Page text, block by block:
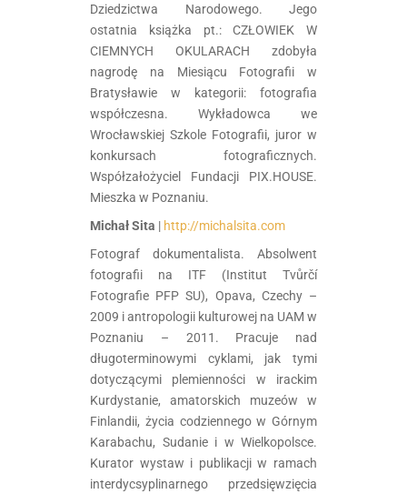
Dziedzictwa Narodowego. Jego
ostatnia książka pt.: CZŁOWIEK W
CIEMNYCH OKULARACH​ zdobyła
nagrodę na Miesiącu Fotografii w
Bratysławie w kategorii: fotografia
współczesna. Wykładowca we
Wrocławskiej Szkole Fotografii, juror w
konkursach fotograficznych.
Współzałożyciel Fundacji PIX.HOUSE.
Mieszka w Poznaniu.
Michał Sita | http://michalsita.com
Fotograf dokumentalista. Absolwent
fotografii na ITF (Institut Tvůrčí
Fotografie PFP SU), Opava, Czechy –
2009 i antropologii kulturowej na UAM w
Poznaniu – 2011. Pracuje nad
długoterminowymi cyklami, jak tymi
dotyczącymi plemienności w irackim
Kurdystanie, amatorskich muzeów w
Finlandii, życia codziennego w Górnym
Karabachu, Sudanie i w Wielkopolsce.
Kurator wystaw i publikacji w ramach
interdycsyplinarnego przedsięwzięcia